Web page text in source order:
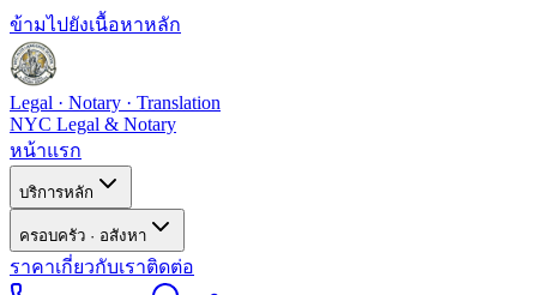
ข้ามไปยังเนื้อหาหลัก
Legal · Notary · Translation
NYC Legal & Notary
หน้าแรก
บริการหลัก
ครอบครัว · อสังหา
ราคาเกี่ยวกับเราติดต่อ